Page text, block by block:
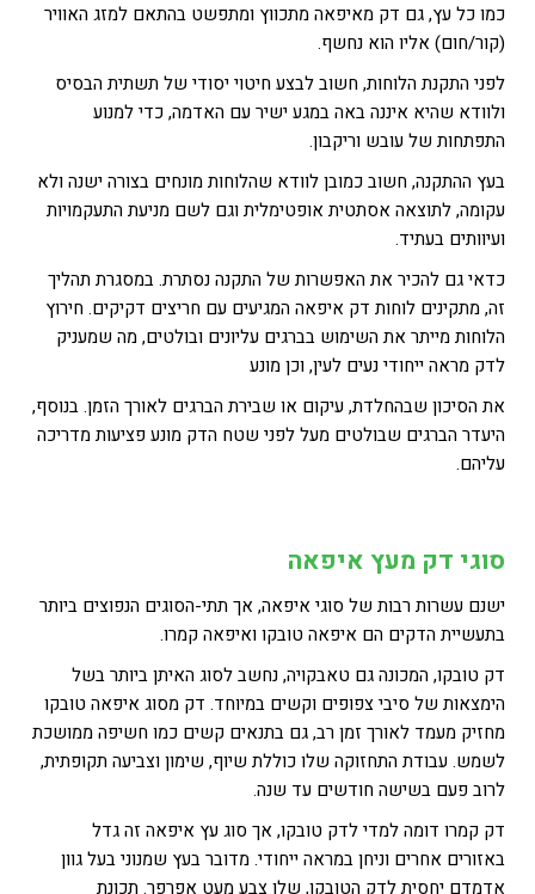
כמו כל עץ, גם דק מאיפאה מתכווץ ומתפשט בהתאם למזג האוויר
(קור/חום) אליו הוא נחשף.
לפני התקנת הלוחות, חשוב לבצע חיטוי יסודי של תשתית הבסיס
ולוודא שהיא איננה באה במגע ישיר עם האדמה, כדי למנוע
התפתחות של עובש וריקבון.
בעץ ההתקנה, חשוב כמובן לוודא שהלוחות מונחים בצורה ישנה ולא
עקומה, לתוצאה אסתטית אופטימלית וגם לשם מניעת התעקמויות
ועיוותים בעתיד.
כדאי גם להכיר את האפשרות של התקנה נסתרת. במסגרת תהליך
זה, מתקינים לוחות דק איפאה המגיעים עם חריצים דקיקים. חירוץ
הלוחות מייתר את השימוש בברגים עליונים ובולטים, מה שמעניק
לדק מראה ייחודי נעים לעין, וכן מונע
את הסיכון שבהחלדת, עיקום או שבירת הברגים לאורך הזמן. בנוסף,
היעדר הברגים שבולטים מעל לפני שטח הדק מונע פציעות מדריכה
עליהם.
סוגי דק מעץ איפאה
ישנם עשרות רבות של סוגי איפאה, אך תתי-הסוגים הנפוצים ביותר
בתעשיית הדקים הם איפאה טובקו ואיפאה קמרו.
דק טובקו, המכונה גם טאבקויה, נחשב לסוג האיתן ביותר בשל
הימצאות של סיבי צפופים וקשים במיוחד. דק מסוג איפאה טובקו
מחזיק מעמד לאורך זמן רב, גם בתנאים קשים כמו חשיפה ממושכת
לשמש. עבודת התחזוקה שלו כוללת שיוף, שימון וצביעה תקופתית,
לרוב פעם בשישה חודשים עד שנה.
דק קמרו דומה למדי לדק טובקו, אך סוג עץ איפאה זה גדל
באזורים אחרים וניחן במראה ייחודי. מדובר בעץ שמנוני בעל גוון
אדמדם יחסית לדק הטובקו, שלו צבע מעט אפרפר. תכונת